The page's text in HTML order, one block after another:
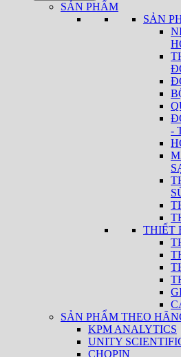
SẢN PHẨM
SẢN
-
THIẾT
SẢN PHẨM THEO
KPM ANALYTICS
UNITY
CHOPIN